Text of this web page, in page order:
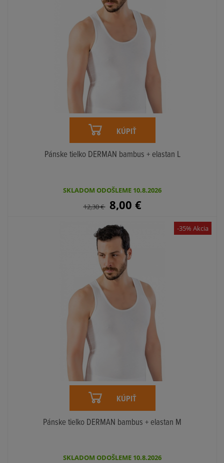
KÚPIŤ
Pánske tielko DERMAN bambus + elastan L
SKLADOM ODOŠLEME 10.8.2026
12,30€ 8,00 €
KÚPIŤ
Pánske tielko DERMAN bambus + elastan M
SKLADOM ODOŠLEME 10.8.2026
-35% Akcia